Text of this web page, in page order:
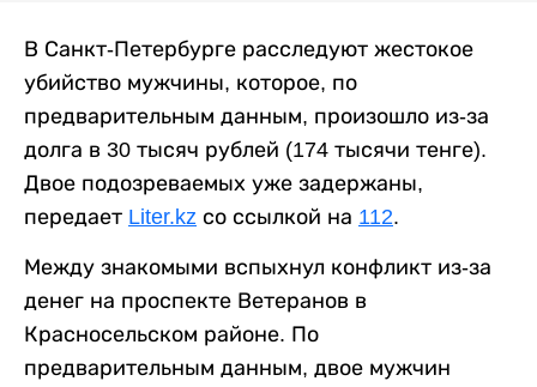
В Санкт-Петербурге расследуют жестокое
убийство мужчины, которое, по
предварительным данным, произошло из-за
долга в 30 тысяч рублей (174 тысячи тенге).
Двое подозреваемых уже задержаны,
передает Liter.kz со ссылкой на 112.
Между знакомыми вспыхнул конфликт из-за
денег на проспекте Ветеранов в
Красносельском районе. По
предварительным данным, двое мужчин